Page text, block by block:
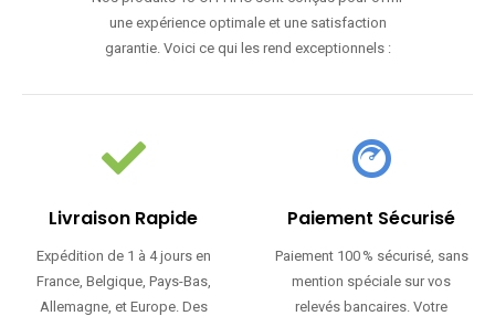
une expérience optimale et une satisfaction
garantie. Voici ce qui les rend exceptionnels :
Livraison Rapide
Expédition de 1 à 4 jours en
France, Belgique, Pays-Bas,
Allemagne, et Europe. Des
Paiement Sécurisé
Paiement 100 % sécurisé, sans
mention spéciale sur vos
relevés bancaires. Votre